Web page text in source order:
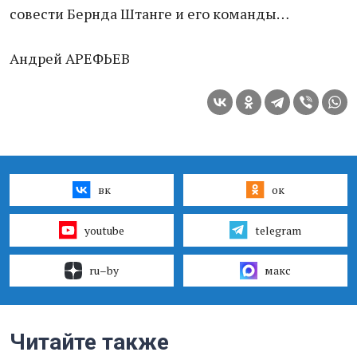
совести Бернда Штанге и его команды…
Андрей АРЕФЬЕВ
вк ок
youtube telegram
ru–by макс
Читайте также